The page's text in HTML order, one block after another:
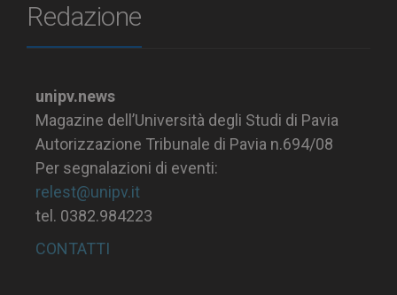
Redazione
unipv.news
Magazine dell’Università degli Studi di Pavia
Autorizzazione Tribunale di Pavia n.694/08
Per segnalazioni di eventi:
relest@unipv.it
tel. 0382.984223
CONTATTI